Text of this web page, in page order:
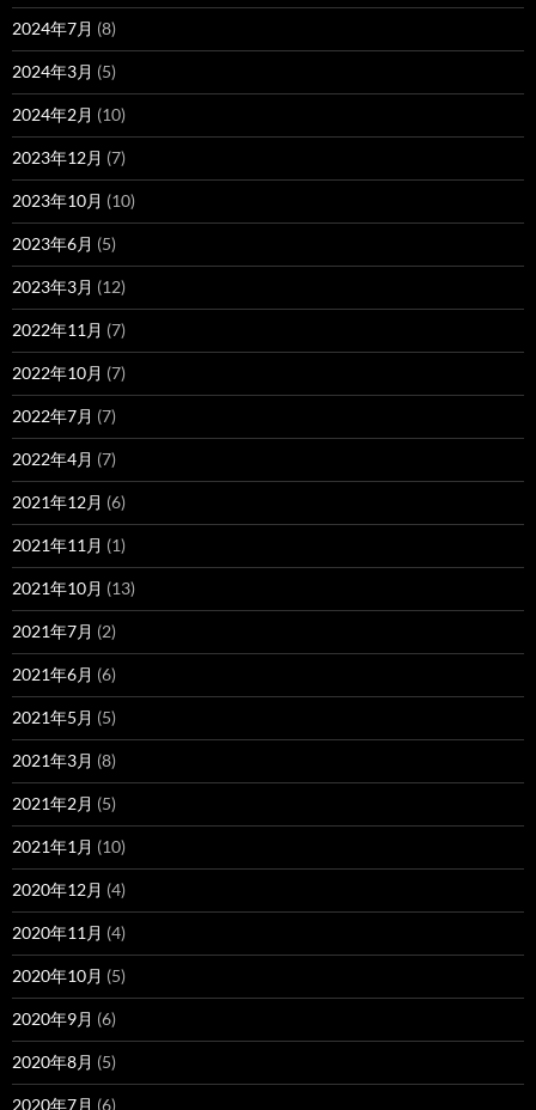
2024年7月 (8)
2024年3月 (5)
2024年2月 (10)
2023年12月 (7)
2023年10月 (10)
2023年6月 (5)
2023年3月 (12)
2022年11月 (7)
2022年10月 (7)
2022年7月 (7)
2022年4月 (7)
2021年12月 (6)
2021年11月 (1)
2021年10月 (13)
2021年7月 (2)
2021年6月 (6)
2021年5月 (5)
2021年3月 (8)
2021年2月 (5)
2021年1月 (10)
2020年12月 (4)
2020年11月 (4)
2020年10月 (5)
2020年9月 (6)
2020年8月 (5)
2020年7月 (6)